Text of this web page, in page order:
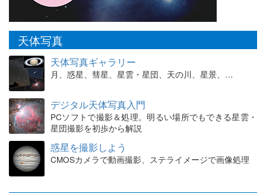
天体写真
天体写真ギャラリー
月、惑星、彗星、星雲・星団、天の川、星景、…
デジタル天体写真入門
PCソフトで撮影＆処理。明るい場所でもできる星雲・
星団撮影を初歩から解説
惑星を撮影しよう
CMOSカメラで動画撮影、ステライメージで画像処理